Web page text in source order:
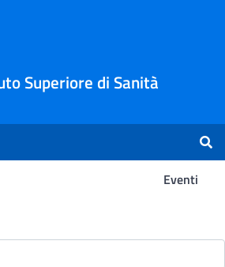
Superiore di Sanità
Eventi
Ricerca -